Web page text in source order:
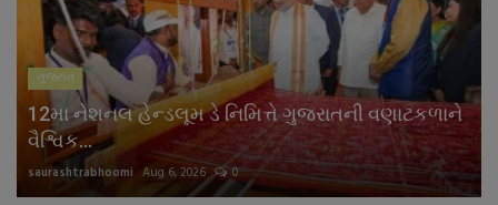
ગુજરાત
12મા નેશનલ હેન્ડલૂમ ડે નિમિત્તે ગુજરાતની વણાટકળાને
વૈશ્વિક...
saurashtrabhoomi Aug 6, 2026 0